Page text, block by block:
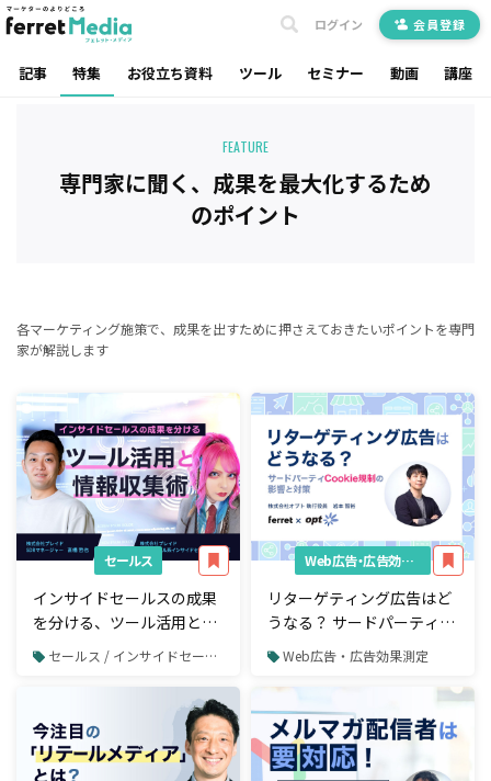
記事 特集 お役立ち資料 ツール セミナー 動画 講座
ログイン 会員登録
FEATURE
専門家に聞く、成果を最大化するため
のポイント
各マーケティング施策で、成果を出すために押さえておきたいポイントを専門
家が解説します
セールス
インサイドセールスの成果
を分ける、ツール活用と情
報収集術
セールス / インサイドセールス
Web広告・広告効果測定
リターゲティング広告はど
うなる？ サードパーティ
Cookie規制の影響と対策
Web広告・広告効果測定